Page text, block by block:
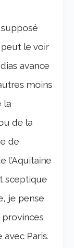
peut le voir
avance
moins
la
de la
de
l’Aquitaine
sceptique
je pense
provinces
avec Paris.